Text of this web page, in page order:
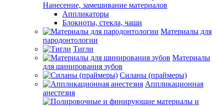
Нанесение, замешивание материалов
Аппликаторы
Блокноты, стекла, чаши
Материалы для
пародонтологии
Тигли
Материалы
для шинирования зубов
Силаны (праймеры)
Аппликационная
анестезия